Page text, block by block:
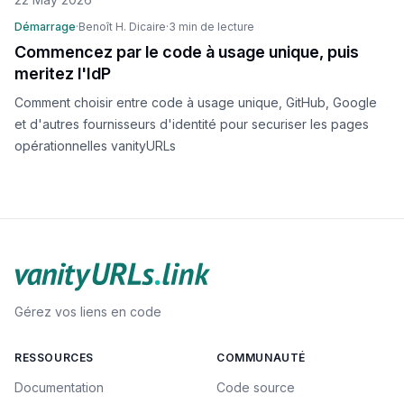
Démarrage·Benoît H. Dicaire·3 min de lecture
Commencez par le code à usage unique, puis
meritez l'IdP
Comment choisir entre code à usage unique, GitHub, Google
et d'autres fournisseurs d'identité pour securiser les pages
opérationnelles vanityURLs
Gérez vos liens en code
RESSOURCES
Documentation
COMMUNAUTÉ
Code source